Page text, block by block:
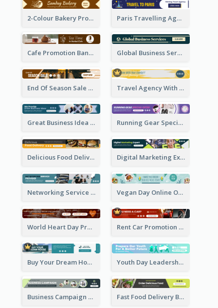
2-Colour Bakery Promotional Banner Ad Paris Travelling Agency Banner Ad
Cafe Promotion Banner Ad With Herbal Tea Global Business Services Banner Ad
End Of Season Sale Banner Ad Travel Agency With Customized Journey Banner Ad
Great Business Idea Banner Ad Running Gear Special Offer Banner Ad
Delicious Food Delivery Banner Ad Digital Marketing Expert Banner Ad
Networking Service Provider Banner Ad Vegan Day Online Order Banner Ad
World Heart Day Promote Banner Ad Rent Car Promotion Banner Ad
Buy Your Dream House Banner Ad Youth Day Leadership Webinar Banner Ad
Business Campaign Banner Ad Fast Food Delivery Banner Ad